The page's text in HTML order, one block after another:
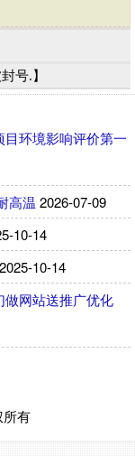
号.】
环境影响评价第一
高温 2026-07-09
10-14
2025-10-14
网站送推广优化
所有